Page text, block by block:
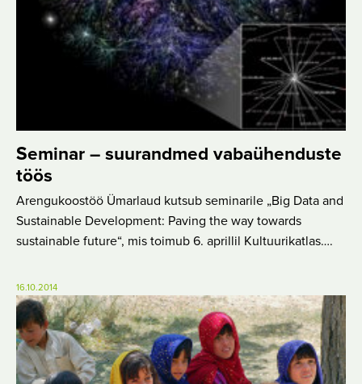
Seminar – suurandmed vabaühenduste
töös
Arengukoostöö Ümarlaud kutsub seminarile „Big Data and
Sustainable Development: Paving the way towards
sustainable future“, mis toimub 6. aprillil Kultuurikatlas….
16.10.2014